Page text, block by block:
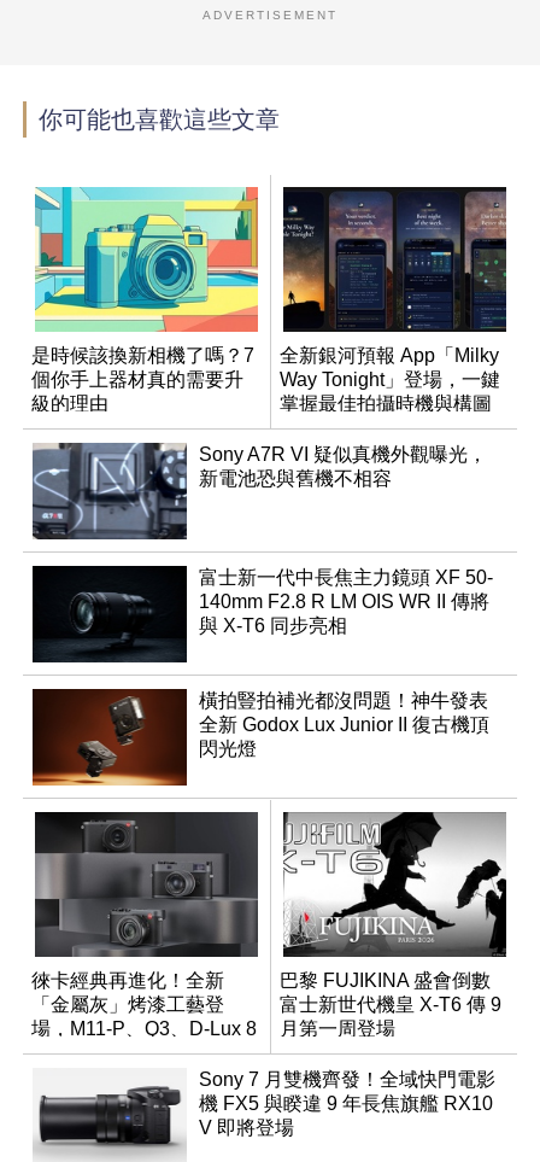
ADVERTISEMENT
你可能也喜歡這些文章
是時候該換新相機了嗎？7
個你手上器材真的需要升
級的理由
全新銀河預報 App「Milky
Way Tonight」登場，一鍵
掌握最佳拍攝時機與構圖
Sony A7R VI 疑似真機外觀曝光，
新電池恐與舊機不相容
富士新一代中長焦主力鏡頭 XF 50-
140mm F2.8 R LM OIS WR II 傳將
與 X-T6 同步亮相
橫拍豎拍補光都沒問題！神牛發表
全新 Godox Lux Junior II 復古機頂
閃光燈
徠卡經典再進化！全新
「金屬灰」烤漆工藝登
場，M11-P、Q3、D-Lux 8
領銜換裝
巴黎 FUJIKINA 盛會倒數
富士新世代機皇 X-T6 傳 9
月第一周登場
Sony 7 月雙機齊發！全域快門電影
機 FX5 與睽違 9 年長焦旗艦 RX10
V 即將登場